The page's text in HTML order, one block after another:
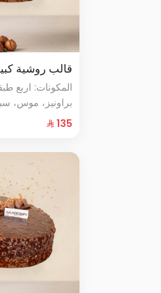
قالب روشية
المكونات: اربع
براونيز، موس،
البندق الحجم